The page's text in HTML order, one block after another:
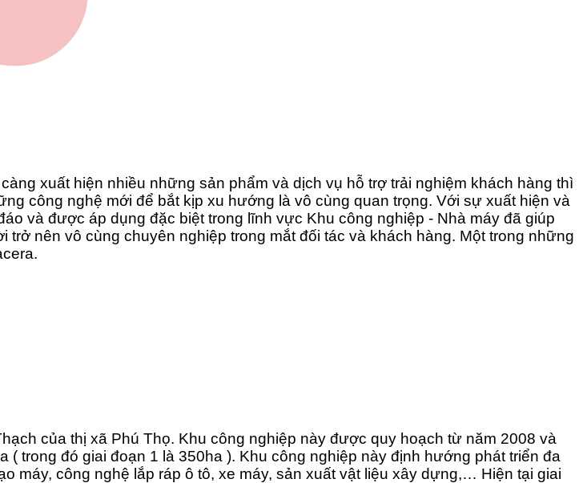
xuất hiện nhiều những sản phẩm và dịch vụ hỗ trợ trải nghiệm khách hàng thì
công nghệ mới để bắt kịp xu hướng là vô cùng quan trọng. Với sự xuất hiện và
và được áp dụng đặc biệt trong lĩnh vực Khu công nghiệp - Nhà máy đã giúp
nên vô cùng chuyên nghiệp trong mắt đối tác và khách hàng. Một trong những
của thị xã Phú Thọ. Khu công nghiệp này được quy hoạch từ năm 2008 và
trong đó giai đoạn 1 là 350ha ). Khu công nghiệp này định hướng phát triển đa
máy, công nghệ lắp ráp ô tô, xe máy, sản xuất vật liệu xây dựng,… Hiện tại giai